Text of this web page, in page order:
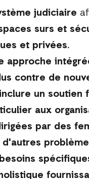
judiciaire
surs et
et privées.
approche
contre de
un soutien
aux
par des